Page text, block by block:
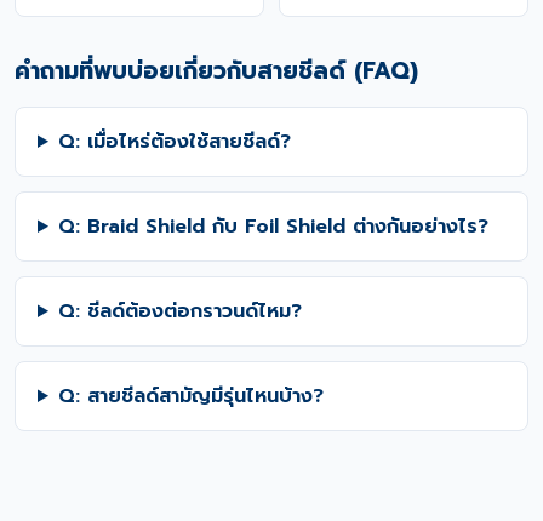
คำถามที่พบบ่อยเกี่ยวกับสายชีลด์ (FAQ)
Q: เมื่อไหร่ต้องใช้สายชีลด์?
Q: Braid Shield กับ Foil Shield ต่างกันอย่างไร?
Q: ชีลด์ต้องต่อกราวนด์ไหม?
Q: สายชีลด์สามัญมีรุ่นไหนบ้าง?